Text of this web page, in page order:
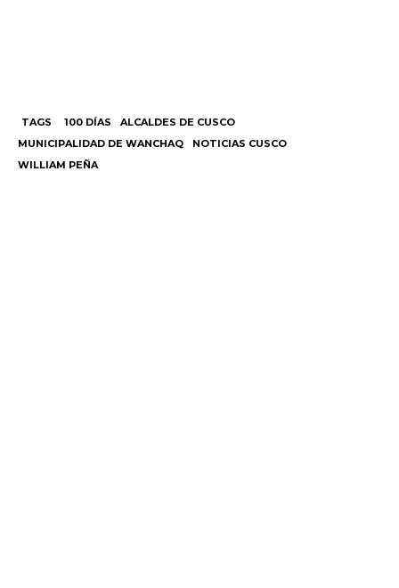
TAGS 100 DÍAS
ALCALDES DE CUSCO
MUNICIPALIDAD DE WANCHAQ
NOTICIAS CUSCO
WILLIAM PEÑA